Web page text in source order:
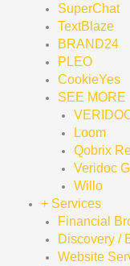
SuperChat
TextBlaze
BRAND24
PLEO
CookieYes
SEE MORE
Loom
Qobrix
Veridoc
Willo
+ Services
Financial
Discovery /
Website